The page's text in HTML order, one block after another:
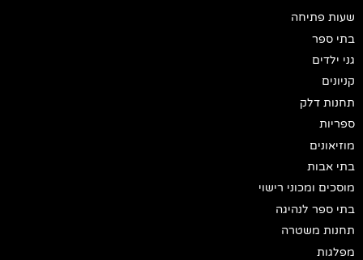
שעות פתיחה
בתי ספר
גני ילדים
קניונים
תחנות דלק
ספריות
מוזיאונים
בתי אבות
מוסכים ומכוני רישוי
בתי ספר לנהיגה
תחנות משטרה
מפלגות